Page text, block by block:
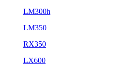
LM300h
LM350
RX350
LX600